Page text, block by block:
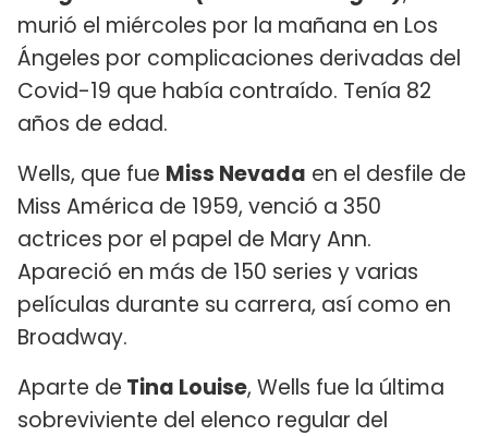
murió el miércoles por la mañana en Los
Ángeles por complicaciones derivadas del
Covid-19 que había contraído. Tenía 82
años de edad.
Wells, que fue Miss Nevada en el desfile de
Miss América de 1959, venció a 350
actrices por el papel de Mary Ann.
Apareció en más de 150 series y varias
películas durante su carrera, así como en
Broadway.
Aparte de Tina Louise, Wells fue la última
sobreviviente del elenco regular del